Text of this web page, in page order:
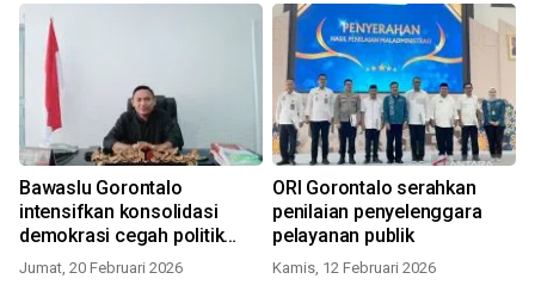
Bawaslu Gorontalo
intensifkan konsolidasi
demokrasi cegah politik
uang
Jumat, 20 Februari 2026
ORI Gorontalo serahkan
penilaian penyelenggara
pelayanan publik
Kamis, 12 Februari 2026